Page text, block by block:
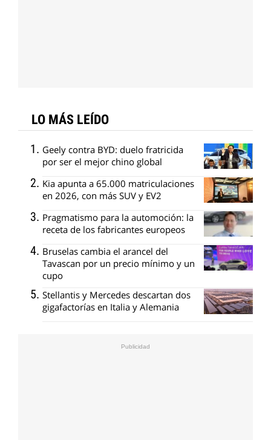
LO MÁS LEÍDO
Geely contra BYD: duelo fratricida
por ser el mejor chino global
Kia apunta a 65.000 matriculaciones
en 2026, con más SUV y EV2
Pragmatismo para la automoción: la
receta de los fabricantes europeos
Bruselas cambia el arancel del
Tavascan por un precio mínimo y un
cupo
Stellantis y Mercedes descartan dos
gigafactorías en Italia y Alemania